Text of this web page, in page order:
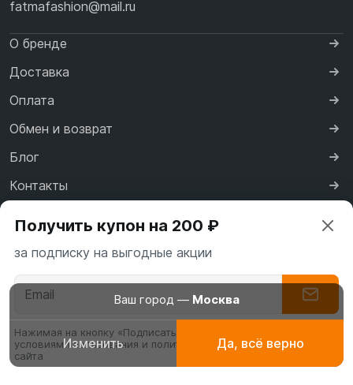
Абаи
эксклюзивные
Платья для
молитвы, намаза
fatmafashion@mail.ru
О бренде
Доставка
Оплата
Обмен и возврат
Блог
Контакты
Договор оферты
Политика конфиденциальности
Получить купон на 200 ₽
за подписку на выгодные акции
Нажимая на кнопку «Подписаться» вы соглашаетесь с
условиями пользования и политикой конфиденциальности
сайта
Ваш город — Москва
Изменить Да, всё верно